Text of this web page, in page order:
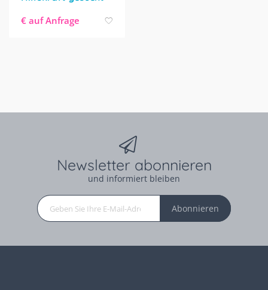
€ auf Anfrage
Newsletter abonnieren
und informiert bleiben
Abonnieren